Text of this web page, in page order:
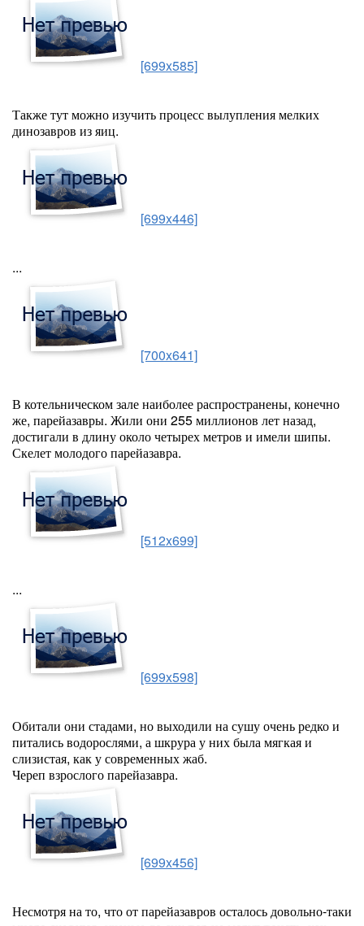
[699x585]
Также тут можно изучить процесс вылупления мелких
динозавров из яиц.
[699x446]
...
[700x641]
В котельническом зале наиболее распространены, конечно
же, парейазавры. Жили они 255 миллионов лет назад,
достигали в длину около четырех метров и имели шипы.
Скелет молодого парейазавра.
[512x699]
...
[699x598]
Обитали они стадами, но выходили на сушу очень редко и
питались водорослями, а шкрура у них была мягкая и
слизистая, как у современных жаб.
Череп взрослого парейазавра.
[699x456]
Несмотря на то, что от парейазавров осталось довольно-таки